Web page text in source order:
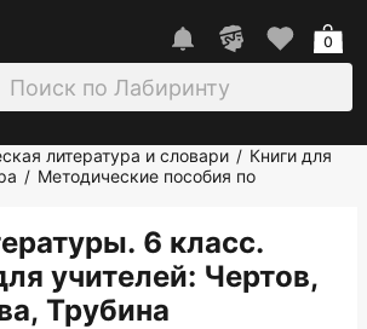
0
литература и словари / Книги для
/ Методические пособия по
6 класс.
учителей: Чертов,
Трубина